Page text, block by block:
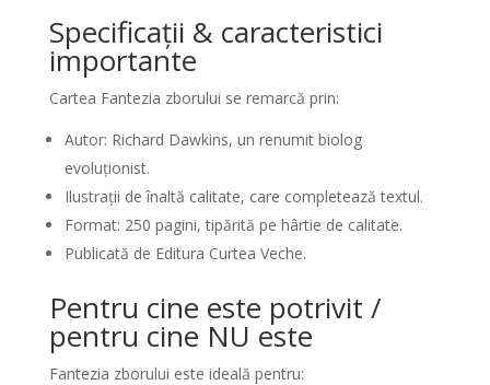
Specificații & caracteristici
importante
Cartea Fantezia zborului se remarcă prin:
Autor: Richard Dawkins, un renumit biolog
evoluționist.
Ilustrații de înaltă calitate, care completează textul.
Format: 250 pagini, tipărită pe hârtie de calitate.
Publicată de Editura Curtea Veche.
Pentru cine este potrivit /
pentru cine NU este
Fantezia zborului este ideală pentru: